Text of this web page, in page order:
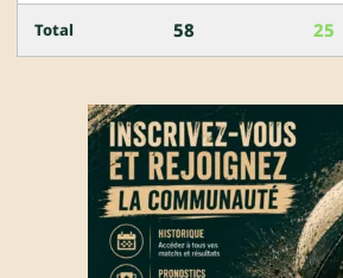
Total 58 25